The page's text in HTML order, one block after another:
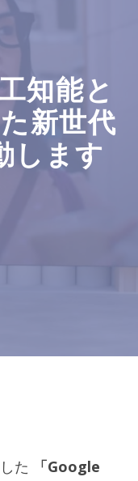
知能と
新世代
します
た 「Google